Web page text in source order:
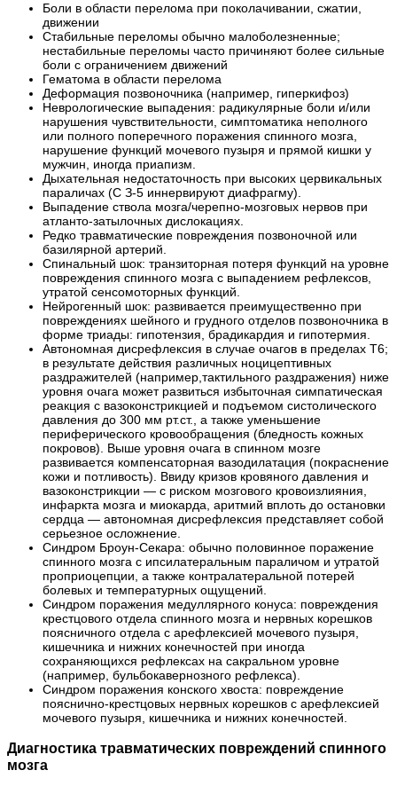
Боли в области перелома при поколачивании, сжатии,
движении
Стабильные переломы обычно малоболезненные;
нестабильные переломы часто причиняют более сильные
боли с ограничением движений
Гематома в области перелома
Деформация позвоночника (например, гиперкифоз)
Неврологические выпадения: радикулярные боли и/или
нарушения чувствительности, симптоматика неполного
или полного поперечного поражения спинного мозга,
нарушение функций мочевого пузыря и прямой кишки у
мужчин, иногда приапизм.
Дыхательная недостаточность при высоких цервикальных
параличах (С З-5 иннервируют диафрагму).
Выпадение ствола мозга/черепно-мозговых нервов при
атланто-затылочных дислокациях.
Редко травматические повреждения позвоночной или
базилярной артерий.
Спинальный шок: транзиторная потеря функций на уровне
повреждения спинного мозга с выпадением рефлексов,
утратой сенсомоторных функций.
Нейрогенный шок: развивается преимущественно при
повреждениях шейного и грудного отделов позвоночника в
форме триады: гипотензия, брадикардия и гипотермия.
Автономная дисрефлексия в случае очагов в пределах Т6;
в результате действия различных ноцицептивных
раздражителей (например,тактильного раздражения) ниже
уровня очага может развиться избыточная симпатическая
реакция с вазоконстрикцией и подъемом систолического
давления до 300 мм рт.ст., а также уменьшение
периферического кровообращения (бледность кожных
покровов). Выше уровня очага в спинном мозге
развивается компенсаторная вазодилатация (покраснение
кожи и потливость). Ввиду кризов кровяного давления и
вазоконстрикции — с риском мозгового кровоизлияния,
инфаркта мозга и миокарда, аритмий вплоть до остановки
сердца — автономная дисрефлексия представляет собой
серьезное осложнение.
Синдром Броун-Секара: обычно половинное поражение
спинного мозга с ипсилатеральным параличом и утратой
проприоцепции, а также контралатеральной потерей
болевых и температурных ощущений.
Синдром поражения медуллярного конуса: повреждения
крестцового отдела спинного мозга и нервных корешков
поясничного отдела с арефлексией мочевого пузыря,
кишечника и нижних конечностей при иногда
сохраняющихся рефлексах на сакральном уровне
(например, бульбокавернозного рефлекса).
Синдром поражения конского хвоста: повреждение
пояснично-крестцовых нервных корешков с арефлексией
мочевого пузыря, кишечника и нижних конечностей.
Диагностика травматических повреждений спинного
мозга